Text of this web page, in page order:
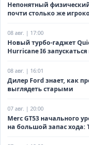
Непонятный
почти столько же
08 авг. | 17:00
Новый турбо-гаджет
Hurricane I6 запускаться
08 авг. | 16:01
Дилер Ford знает, как
выглядеть старыми
07 авг. | 20:00
Merc GT53 начального
на большой запас хода: